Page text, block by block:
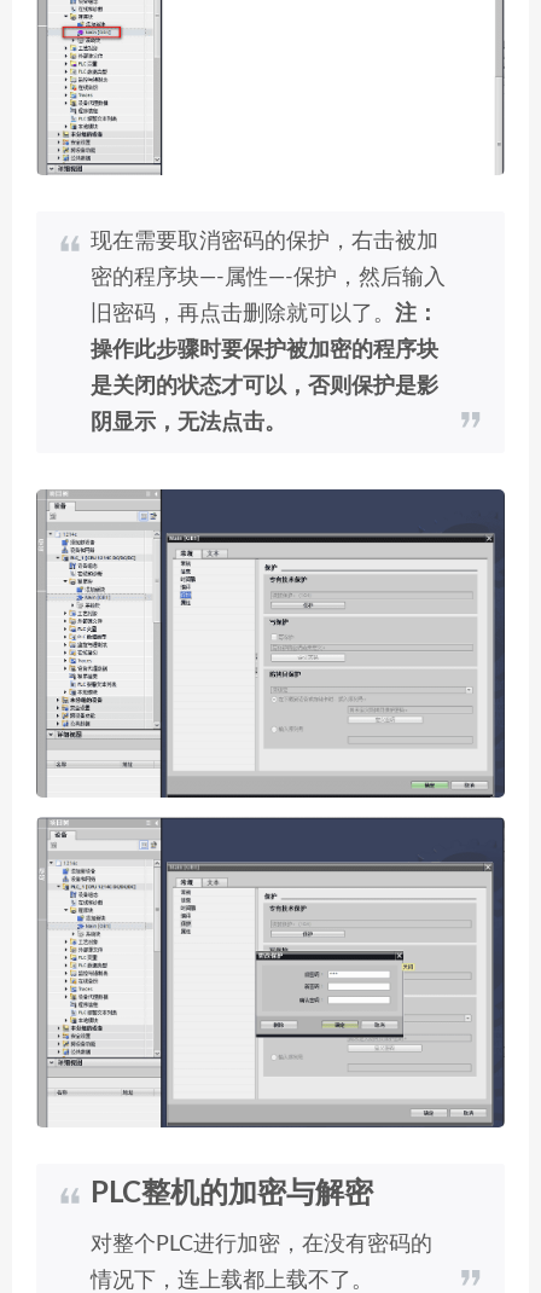
现在需要取消密码的保护，右击被加
密的程序块—-属性—-保护，然后输入
旧密码，再点击删除就可以了。 注：
操作此步骤时要保护被加密的程序块
是关闭的状态才可以，否则保护是影
阴显示，无法点击。
PLC整机的加密与解密
对整个PLC进行加密，在没有密码的
情况下，连上载都上载不了。